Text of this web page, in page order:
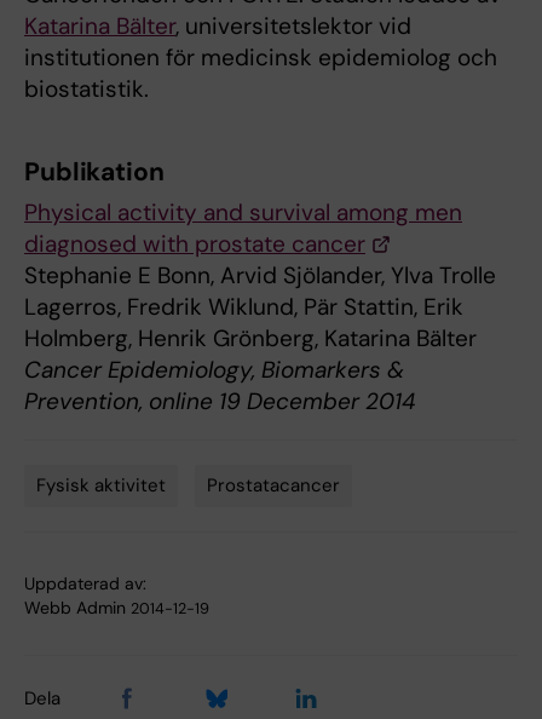
Katarina Bälter, universitetslektor vid
institutionen för medicinsk epidemiolog och
biostatistik.
Publikation
Physical activity and survival among men
diagnosed with prostate cancer
Stephanie E Bonn, Arvid Sjölander, Ylva Trolle
Lagerros, Fredrik Wiklund, Pär Stattin, Erik
Holmberg, Henrik Grönberg, Katarina Bälter
Cancer Epidemiology, Biomarkers &
Prevention, online 19 December 2014
Fysisk aktivitet Prostatacancer
Uppdaterad av:
Webb Admin 2014-12-19
Dela